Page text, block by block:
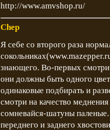
http://www.amvshop.ru/
Chep
Я себе со второго раза
знающего. Во-первых
они должны быть одного
одинаковые подбирать и
смотри на качество
сомневайся-шатуны паленые.
переднего и заднего